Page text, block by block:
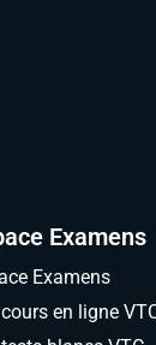
Examens
Examens
en ligne